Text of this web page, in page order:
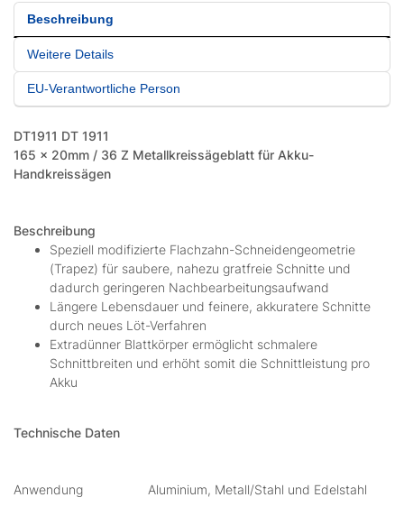
Beschreibung
Weitere Details
EU-Verantwortliche Person
DT1911 DT 1911
165 x 20mm / 36 Z Metallkreissägeblatt für Akku-
Handkreissägen
Beschreibung
Speziell modifizierte Flachzahn-Schneidengeometrie
(Trapez) für saubere, nahezu gratfreie Schnitte und
dadurch geringeren Nachbearbeitungsaufwand
Längere Lebensdauer und feinere, akkuratere Schnitte
durch neues Löt-Verfahren
Extradünner Blattkörper ermöglicht schmalere
Schnittbreiten und erhöht somit die Schnittleistung pro
Akku
Technische Daten
Anwendung Aluminium, Metall/Stahl und Edelstahl